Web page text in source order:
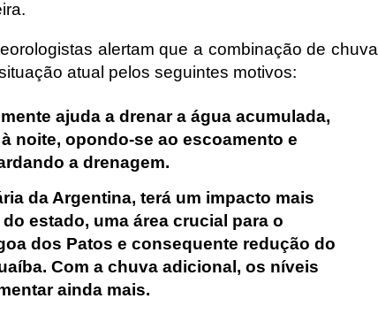
alertam que a combinação de chuva
atual pelos seguintes motivos:
ajuda a drenar a água acumulada,
noite, opondo-se ao escoamento e
a drenagem.
da Argentina, terá um impacto mais
estado, uma área crucial para o
dos Patos e consequente redução do
Com a chuva adicional, os níveis
ainda mais.